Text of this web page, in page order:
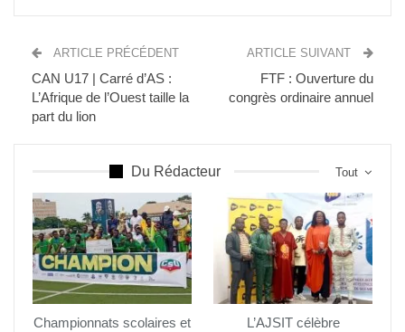
ARTICLE PRÉCÉDENT
CAN U17 | Carré d’AS :
L’Afrique de l’Ouest taille la
part du lion
ARTICLE SUIVANT
FTF : Ouverture du
congrès ordinaire annuel
Tout
Du Rédacteur
Championnats scolaires et
L’AJSIT célèbre